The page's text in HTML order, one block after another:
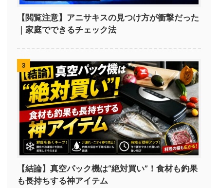
【閲覧注意】アニサキスの見つけ方が衝撃だった
｜家庭でできるチェック法
3
【結論】真空パック機は“絶対買い”！食材も釣果
も長持ちする神アイテム